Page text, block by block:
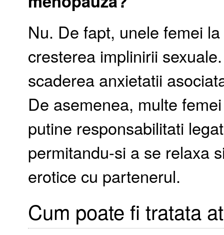
Nu. De fapt, unele femei
cresterea implinirii
scaderea anxietatii
De asemenea, multe
putine responsabilitati
permitandu-si a se relaxa
erotice cu partenerul.
Cum poate fi tratata